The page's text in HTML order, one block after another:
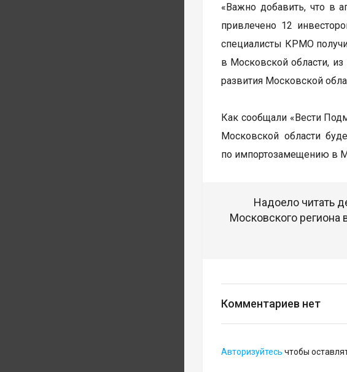
«Важно добавить, что в
привлечено 12
специалисты КРМО
в Московской области,
развития Московской
Как сообщали «Вести
Московской области
по импортозамещению в
Надоело читать
Московского региона
Комментариев нет
Авторизуйтесь чтобы